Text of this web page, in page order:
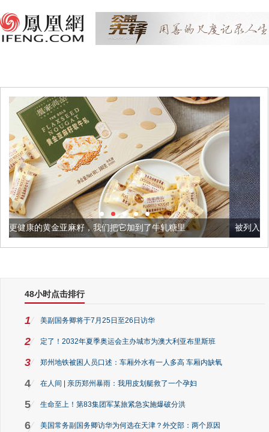
我们把它加到了牛轧糖里 被列入佛家七宝的它到底有多
48小时点击排行
1 美副国务卿将于7月25日至26日访华
2 定了！2032年夏季奥运会主办城市为澳大利亚布里斯班
3 郑州地铁被困人员口述：车厢外水有一人多高 车厢内缺氧
4 在人间 | 亲历郑州暴雨：我用皮划艇救了一个孕妇
5 生命至上！第83集团军某旅紧急实施爆破分洪
6 美国常务副国务卿访华为何选在天津？外交部：两个原因